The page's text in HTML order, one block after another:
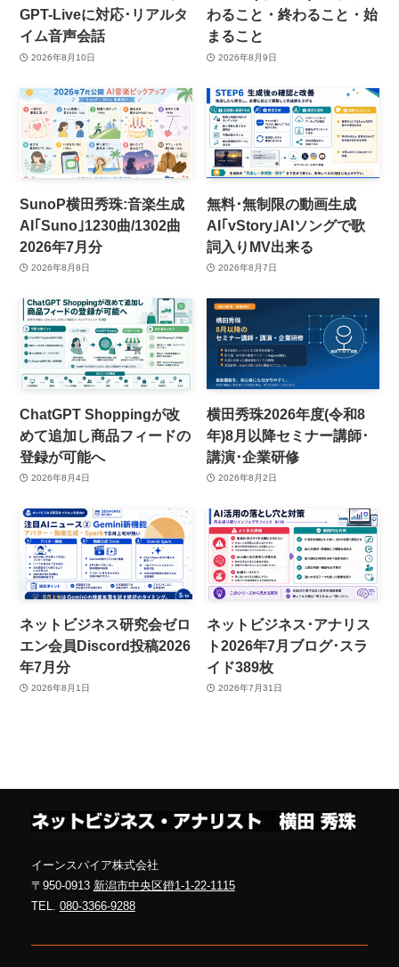
GPT-Liveに対応･リアルタ
イム音声会話
2026年8月10日
わること・終わること・始
まること
2026年8月9日
SunoP横田秀珠:音楽生成
AI｢Suno｣1230曲/1302曲
2026年7月分
2026年8月8日
無料･無制限の動画生成
AI｢vStory｣AIソングで歌
詞入りMV出来る
2026年8月7日
ChatGPT Shoppingが改
めて追加し商品フィードの
登録が可能へ
2026年8月4日
横田秀珠2026年度(令和8
年)8月以降セミナー講師･
講演･企業研修
2026年8月2日
ネットビジネス研究会ゼロ
エン会員Discord投稿2026
年7月分
2026年8月1日
ネットビジネス･アナリス
ト2026年7月ブログ･スラ
イド389枚
2026年7月31日
イーンスパイア株式会社
〒950-0913 新潟市中央区鐙1-1-22-1115
TEL. 080-3366-9288